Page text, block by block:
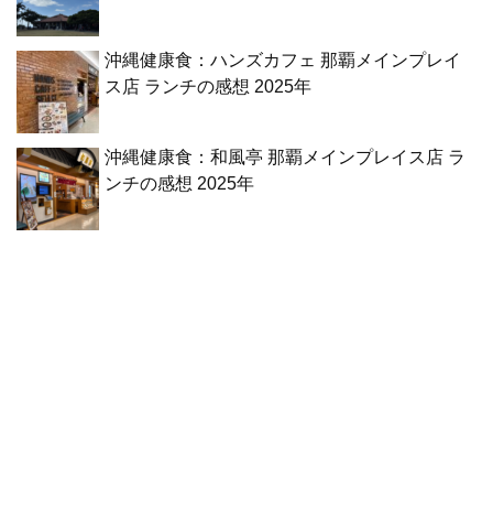
沖縄健康食：ハンズカフェ 那覇メインプレイ
ス店 ランチの感想 2025年
沖縄健康食：和風亭 那覇メインプレイス店 ラ
ンチの感想 2025年